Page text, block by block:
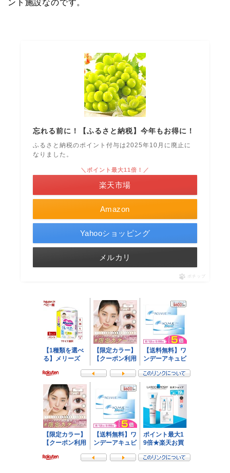
ント施設なのです。
忘れる前に！【ふるさと納税】今年もお得に！
ふるさと納税のポイント付与は2025年10月に廃止に
なりました。
Amazon
＼ポイント最大11倍！／
楽天市場
Yahooショッピング
メルカリ
ポチップ